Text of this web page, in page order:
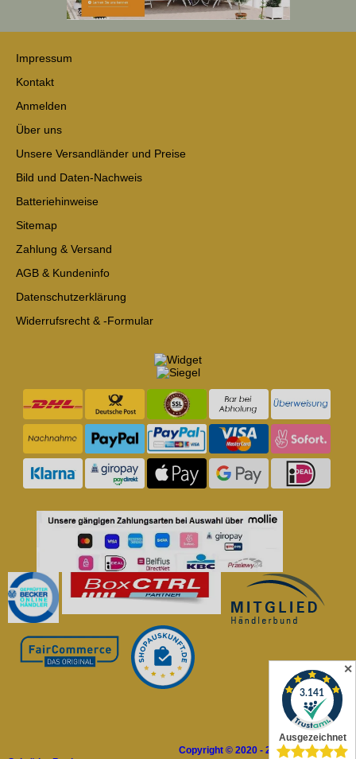
Impressum
Kontakt
Anmelden
Über uns
Unsere Versandländer und Preise
Bild und Daten-Nachweis
Batteriehinweise
Sitemap
Zahlung & Versand
AGB & Kundeninfo
Datenschutzerklärung
Widerrufsrecht & -Formular
Copyright © 2020 - 2026 Rolladen
✕